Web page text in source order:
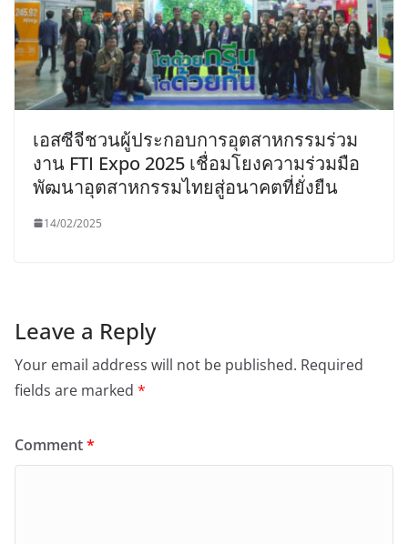
เอสซีจีชวนผู้ประกอบการอุตสาหกรรมร่วม
งาน FTI Expo 2025 เชื่อมโยงความร่วมมือ
พัฒนาอุตสาหกรรมไทยสู่อนาคตที่ยั่งยืน
14/02/2025
Leave a Reply
Your email address will not be published. Required
fields are marked *
Comment*